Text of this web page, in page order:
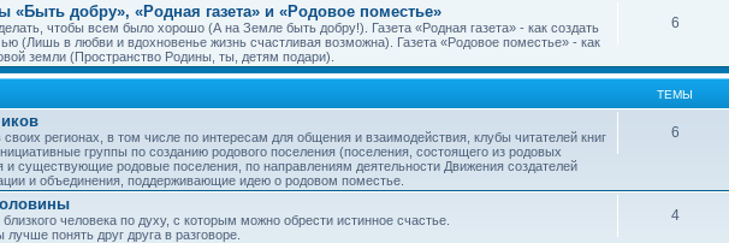
«Быть добру», «Родная газета» и «Родовое поместье»
чтобы всем было хорошо (А на Земле быть добру!). Газета «Родная газета» - как создать
(Лишь в любви и вдохновенье жизнь счастливая возможна). Газета «Родовое поместье» - как
земли (Пространство Родины, ты, детям подари).
6
ТЕМЫ
регионах, в том числе по интересам для общения и взаимодействия, клубы читателей книг
группы по созданию родового поселения (поселения, состоящего из родовых
существующие родовые поселения, по направлениям деятельности Движения создателей
и объединения, поддерживающие идею о родовом поместье.
6
человека по духу, с которым можно обрести истинное счастье.
понять друг друга в разговоре.
4